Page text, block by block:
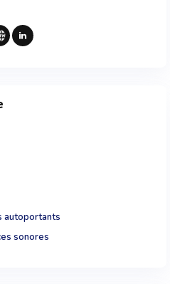
autoportants
sonores